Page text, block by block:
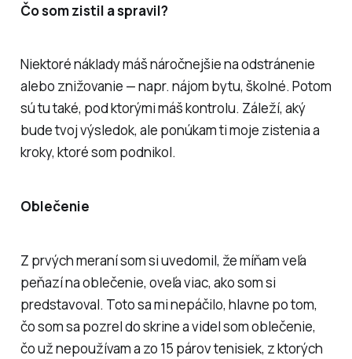
Čo som zistil a spravil?
Niektoré náklady máš náročnejšie na odstránenie
alebo znižovanie — napr. nájom bytu, školné. Potom
sú tu také, pod ktorými máš kontrolu. Záleží, aký
bude tvoj výsledok, ale ponúkam ti moje zistenia a
kroky, ktoré som podnikol.
Oblečenie
Z prvých meraní som si uvedomil, že míňam veľa
peňazí na oblečenie, oveľa viac, ako som si
predstavoval. Toto sa mi nepáčilo, hlavne po tom,
čo som sa pozrel do skrine a videl som oblečenie,
čo už nepoužívam a zo 15 párov tenisiek, z ktorých